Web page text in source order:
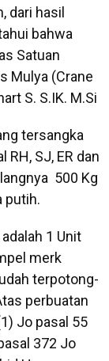
dari hasil
bahwa
Satuan
Mulya (Crane
S. S.IK. M.Si
tersangka
SJ, ER dan
500 Kg
putih.
1 Unit
merk
terpotong-
perbuatan
Jo pasal 55
372 Jo